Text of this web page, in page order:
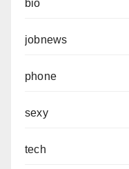
bio
jobnews
phone
sexy
tech